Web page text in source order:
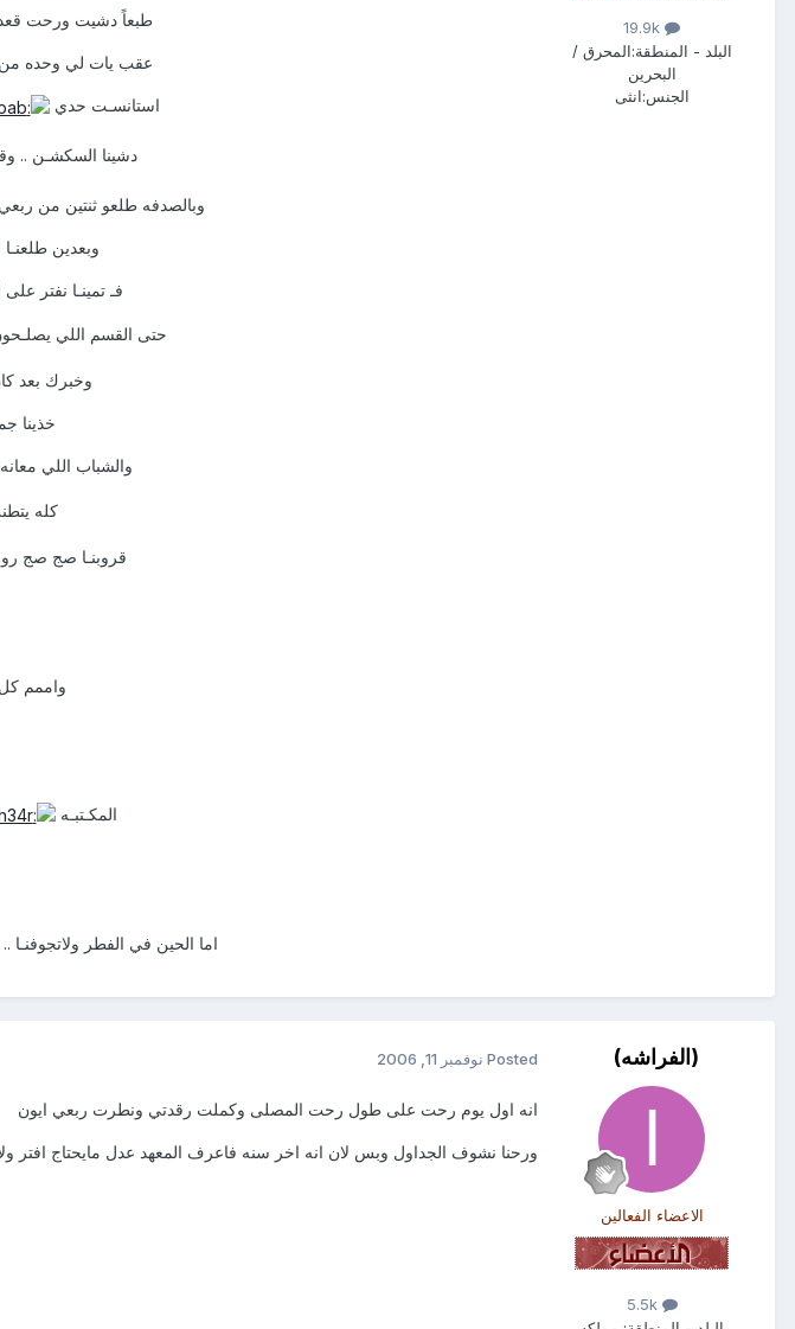
البلد - المنطقة:المحرق /
البحرين
الجنس:انثى
طبعاً دشيت ورحت
عقب يات لي وحده
استانسـت حدي
دشينا السكشـن ..
وبالصدفه طلعو ثنتين من
وبعدين
فـ تمينـا نفتر
حتى القسم اللي
وخبرك بعد
خذينا
والشباب اللي معانه مينن
كله
قروبنـا صج صج
واممم
المكـتبـه
اما الحين في الفطر
(الفراشه)
الاعضاء الفعالين
5.5k
Posted نوفمبر 11, 2006
انه اول يوم رحت على طول رحت المصلى وكملت رقدتي ونطرت ربعي ايون
ورحنا نشوف الجداول وبس لان انه اخر سنه فاعرف المعهد عدل مايحتاج افتر